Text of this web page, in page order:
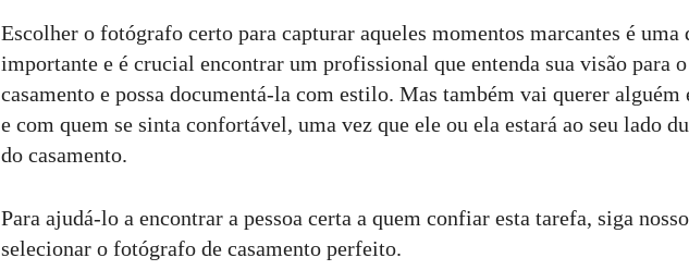
Escolher o fotógrafo certo para capturar aqueles momentos marcantes é uma
importante e é crucial encontrar um profissional que entenda sua visão para
casamento e possa documentá-la com estilo. Mas também vai querer
e com quem se sinta confortável, uma vez que ele ou ela estará ao seu lado
do casamento.
Para ajudá-lo a encontrar a pessoa certa a quem confiar esta tarefa, siga
selecionar o fotógrafo de casamento perfeito.